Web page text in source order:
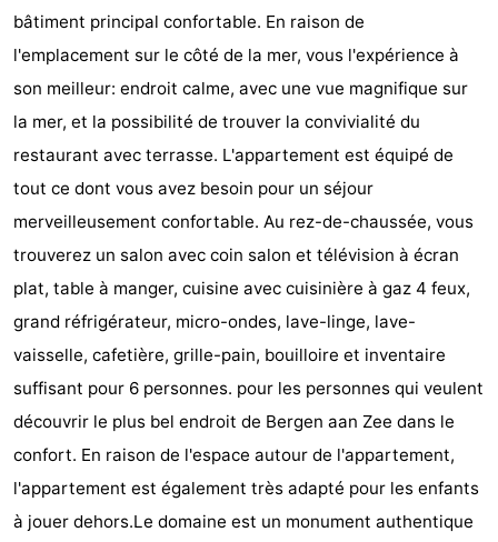
Egmont
Glory
d'hôtes
Chaumières
-
Buiten
Bergen
-
De
Woudhoeve
-
Duinpark
Egmond
-
Duynvallei
-
Koningshof
-
Kustpark
Egmond
aan
Zee
-
Molengroet
-
Schoorlse
Duinen
-
Scorleduyn
Hôtels
bâtiment principal confortable. En raison de
l'emplacement sur le côté de la mer, vous l'expérience à
son meilleur: endroit calme, avec une vue magnifique sur
la mer, et la possibilité de trouver la convivialité du
restaurant avec terrasse. L'appartement est équipé de
tout ce dont vous avez besoin pour un séjour
merveilleusement confortable. Au rez-de-chaussée, vous
trouverez un salon avec coin salon et télévision à écran
plat, table à manger, cuisine avec cuisinière à gaz 4 feux,
grand réfrigérateur, micro-ondes, lave-linge, lave-
vaisselle, cafetière, grille-pain, bouilloire et inventaire
suffisant pour 6 personnes. pour les personnes qui veulent
découvrir le plus bel endroit de Bergen aan Zee dans le
confort. En raison de l'espace autour de l'appartement,
l'appartement est également très adapté pour les enfants
à jouer dehors.Le domaine est un monument authentique